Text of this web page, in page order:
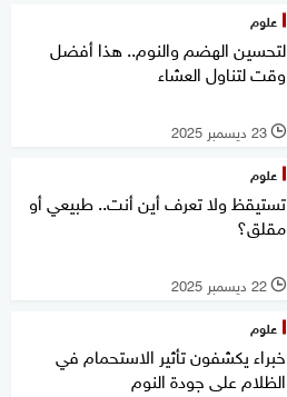
علوم
لتحسين الهضم والنوم.. هذا أفضل
وقت لتناول العشاء
l 23 ديسمبر 2025
علوم
تستيقظ ولا تعرف أين أنت.. طبيعي أو
مقلق؟
l 22 ديسمبر 2025
علوم
خبراء يكشفون تأثير الاستحمام في
الظلام على جودة النوم